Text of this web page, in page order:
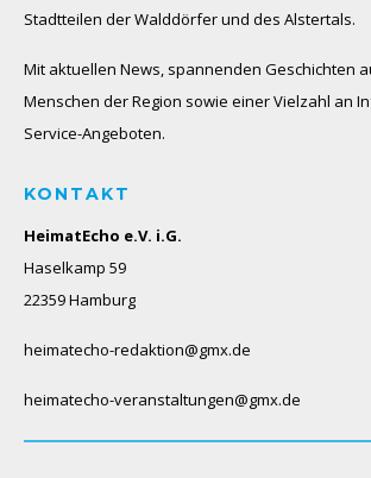
Stadtteilen der Walddörfer und des Alstertals.
Mit aktuellen News, spannenden Geschichten
Menschen der Region sowie einer Vielzahl an
Service-Angeboten.
KONTAKT
HeimatEcho e.V. i.G.
Haselkamp 59
22359 Hamburg
heimatecho-redaktion@gmx.de
heimatecho-veranstaltungen@gmx.de